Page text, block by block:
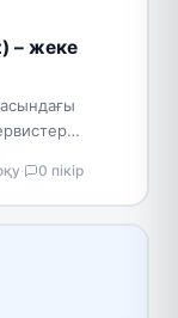
– жеке
Бұл
· 0 пікір